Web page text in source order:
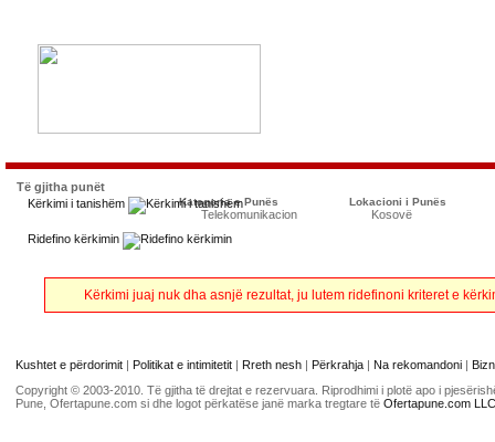
Të gjitha punët
Kërkimi i tanishëm
Kategoria e Punës
Telekomunikacion
Lokacioni i Punës
Kosovë
Ridefino kërkimin
Kërkimi juaj nuk dha asnjë rezultat, ju lutem ridefinoni kriteret e
Kushtet e përdorimit | Politikat e intimitetit | Rreth nesh | Përkrahja | Na rekomandoni |
Copyright © 2003-2010. Të gjitha të drejtat e rezervuara. Riprodhimi i plotë apo i
Pune, Ofertapune.com si dhe logot përkatëse janë marka tregtare të Ofertapune.com LLC